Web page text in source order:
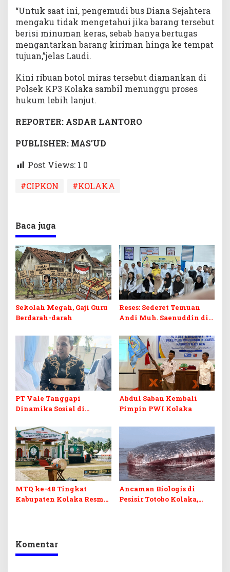
“Untuk saat ini, pengemudi bus Diana Sejahtera
mengaku tidak mengetahui jika barang tersebut
berisi minuman keras, sebab hanya bertugas
mengantarkan barang kiriman hinga ke tempat
tujuan,”jelas Laudi.
Kini ribuan botol miras tersebut diamankan di
Polsek KP3 Kolaka sambil menunggu proses
hukum lebih lanjut.
REPORTER: ASDAR LANTORO
PUBLISHER: MAS’UD
Post Views: 1 0
#CIPKON
#KOLAKA
Baca juga
Sekolah Megah, Gaji Guru
Berdarah-darah
Reses: Sederet Temuan
Andi Muh. Saenuddin di
PT Vale Tanggapi
Dinamika Sosial di
Abdul Saban Kembali
Pimpin PWI Kolaka
MTQ ke-48 Tingkat
Kabupaten Kolaka Resmi
Ancaman Biologis di
Pesisir Totobo Kolaka,
Komentar